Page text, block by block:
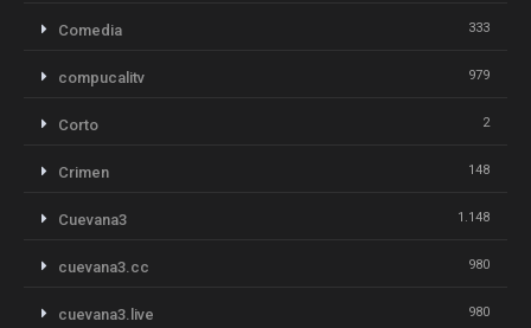
Comedia 333
compucalitv 979
Corto 2
Crimen 148
Cuevana3 1.148
cuevana3.cc 980
cuevana3.live 980